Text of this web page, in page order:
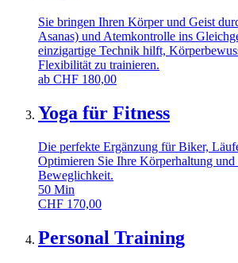
Sie bringen Ihren Körper und Geist
Asanas) und Atemkontrolle ins
einzigartige Technik hilft,
Flexibilität zu trainieren.
ab CHF 180,00
Yoga für Fitness
Die perfekte Ergänzung für Biker,
Optimieren Sie Ihre Körperhaltung
Beweglichkeit.
50 Min
CHF 170,00
Personal Training